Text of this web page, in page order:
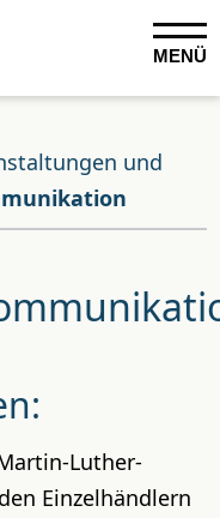
MENÜ
und
Luther-
Einzelhändlern